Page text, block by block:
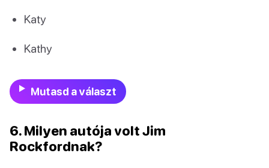
Katy
Kathy
Mutasd a választ
6. Milyen autója volt Jim
Rockfordnak?